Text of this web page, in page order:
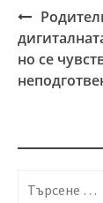
Post
navigation
но се
Търсене